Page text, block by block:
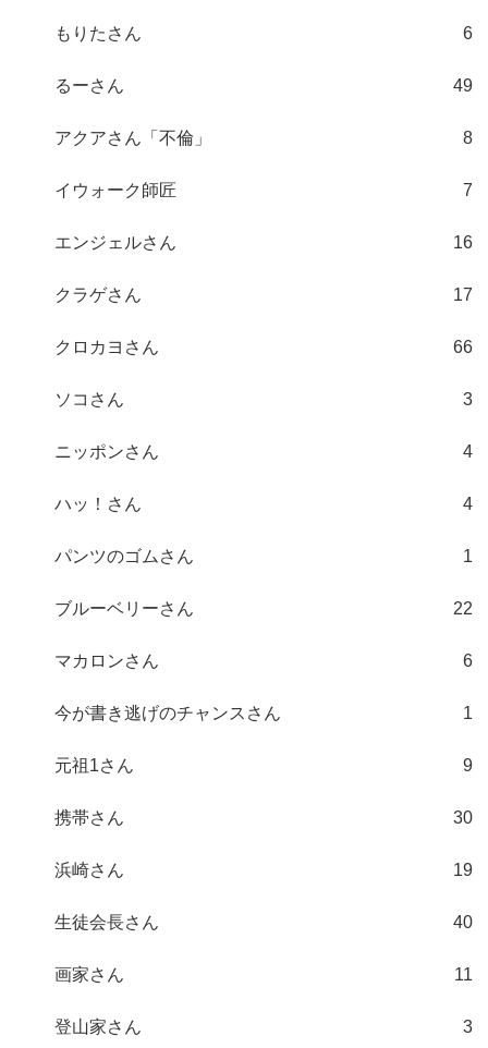
もりたさん 6
るーさん 49
アクアさん「不倫」 8
イウォーク師匠 7
エンジェルさん 16
クラゲさん 17
クロカヨさん 66
ソコさん 3
ニッポンさん 4
ハッ！さん 4
パンツのゴムさん 1
ブルーベリーさん 22
マカロンさん 6
今が書き逃げのチャンスさん 1
元祖1さん 9
携帯さん 30
浜崎さん 19
生徒会長さん 40
画家さん 11
登山家さん 3